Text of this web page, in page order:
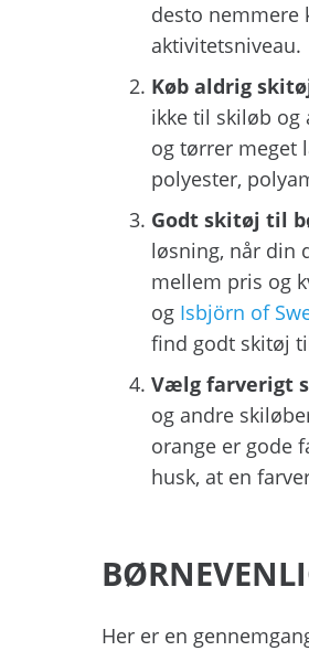
desto nemmere
aktivitetsniveau.
Køb aldrig
ikke til skiløb
og tørrer meget
polyester,
Godt skitøj til
løsning, når din
mellem pris og
og Isbjörn of
find godt skitøj
Vælg farverigt
og andre
orange er gode
husk, at en
Her er en